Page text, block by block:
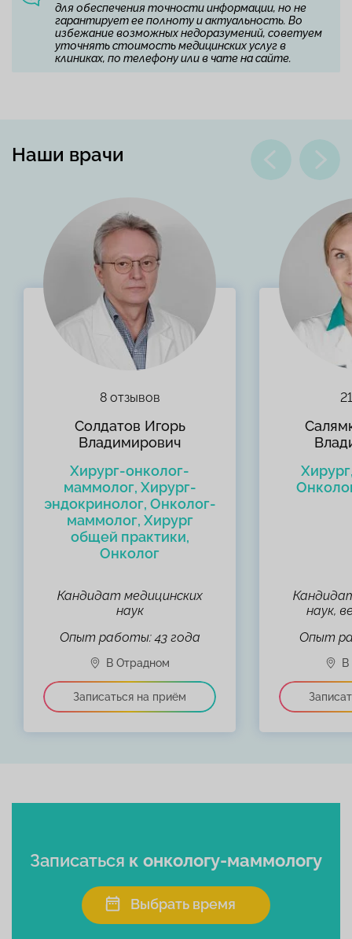
для обеспечения точности информации, но не
гарантирует ее полноту и актуальность. Во
избежание возможных недоразумений, советуем
уточнять стоимость медицинских услуг в
клиниках, по телефону или в чате на сайте.
Наши врачи
8 отзывов
Солдатов Игорь
Владимирович
Хирург-онколог-
маммолог, Хирург-
эндокринолог, Онколог-
маммолог, Хирург
общей практики,
Онколог
Кандидат медицинских
наук
Опыт работы: 43 года
наук,
Опыт
Записаться к онкологу-маммологу
Выбрать время